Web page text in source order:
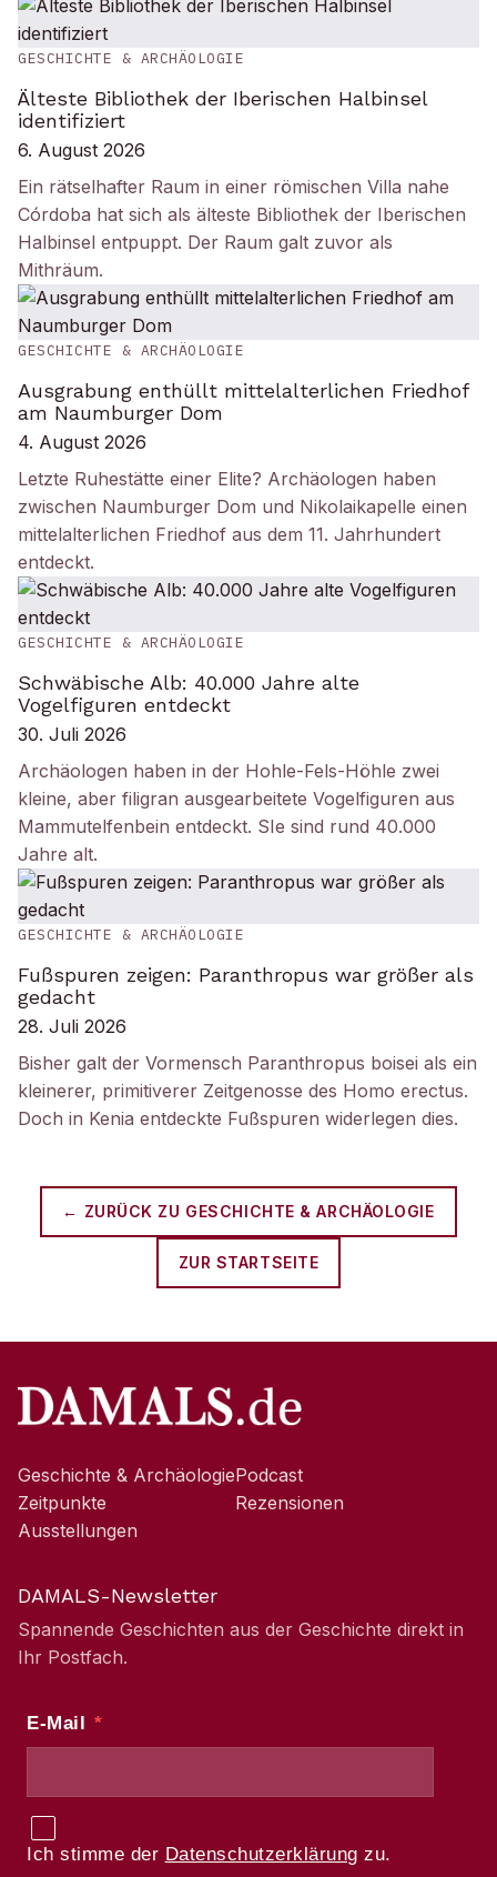
GESCHICHTE & ARCHÄOLOGIE
Älteste Bibliothek der Iberischen Halbinsel
identifiziert
6. August 2026
Ein rätselhafter Raum in einer römischen Villa nahe
Córdoba hat sich als älteste Bibliothek der Iberischen
Halbinsel entpuppt. Der Raum galt zuvor als
Mithräum.
GESCHICHTE & ARCHÄOLOGIE
Ausgrabung enthüllt mittelalterlichen Friedhof
am Naumburger Dom
4. August 2026
Letzte Ruhestätte einer Elite? Archäologen haben
zwischen Naumburger Dom und Nikolaikapelle einen
mittelalterlichen Friedhof aus dem 11. Jahrhundert
entdeckt.
GESCHICHTE & ARCHÄOLOGIE
Schwäbische Alb: 40.000 Jahre alte
Vogelfiguren entdeckt
30. Juli 2026
Archäologen haben in der Hohle-Fels-Höhle zwei
kleine, aber filigran ausgearbeitete Vogelfiguren aus
Mammutelfenbein entdeckt. SIe sind rund 40.000
Jahre alt.
GESCHICHTE & ARCHÄOLOGIE
Fußspuren zeigen: Paranthropus war größer als
gedacht
28. Juli 2026
Bisher galt der Vormensch Paranthropus boisei als ein
kleinerer, primitiverer Zeitgenosse des Homo erectus.
Doch in Kenia entdeckte Fußspuren widerlegen dies.
← ZURÜCK ZU GESCHICHTE & ARCHÄOLOGIE
ZUR STARTSEITE
Geschichte & Archäologie
Zeitpunkte
Ausstellungen
Podcast
Rezensionen
DAMALS-Newsletter
Spannende Geschichten aus der Geschichte direkt in
Ihr Postfach.